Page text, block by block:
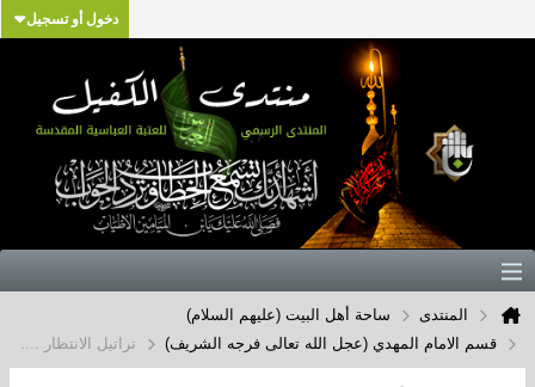
دخول أو تسجيل
المنتدى
ساحة أهل البيت (عليهم السلام)
قسم الامام المهدي (عجل الله تعالى فرجه الشريف)
تراتيل الانتظار ....